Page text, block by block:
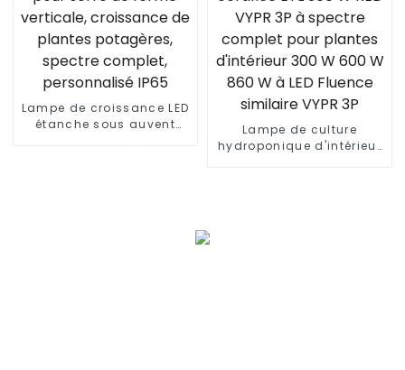
légumes
Lampe de croissance LED
étanche sous auvent
Lampe de culture
hydroponique d'intérieur